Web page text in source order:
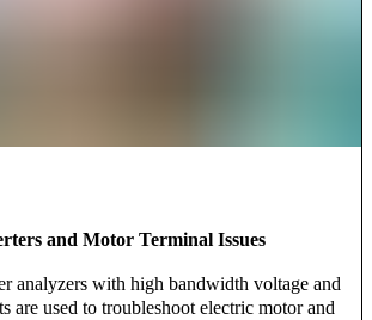
and Motor Terminal Issues
analyzers with high bandwidth voltage and
are used to troubleshoot electric motor and